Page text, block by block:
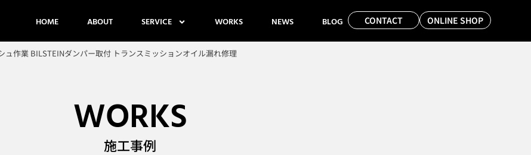
HOME ABOUT SERVICE WORKS NEWS BLOG CONTACT ONLINE SHOP
ュ作業 BILSTEINダンパー取付 トランスミッションオイル漏れ修理
WORKS
施工事例